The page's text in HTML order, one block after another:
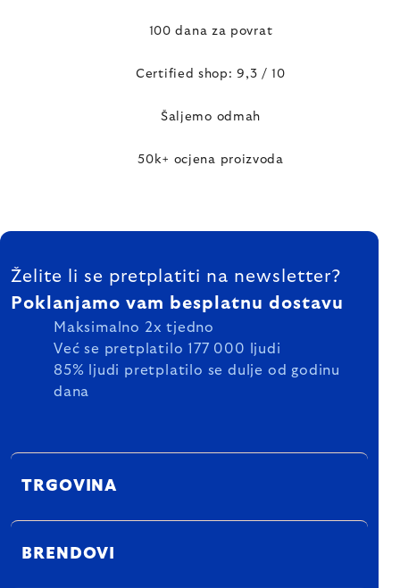
100 dana za povrat
Certified shop: 9,3 / 10
Šaljemo odmah
50k+ ocjena proizvoda
FOOTER
Želite li se pretplatiti na newsletter?
Poklanjamo vam besplatnu dostavu
Maksimalno 2x tjedno
Već se pretplatilo 177 000 ljudi
85% ljudi pretplatilo se dulje od godinu
dana
TRGOVINA
BRENDOVI